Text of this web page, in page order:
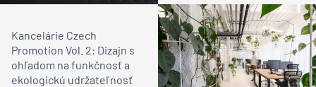
Kancelárie Czech
Promotion Vol. 2: Dizajn s
ohľadom na funkčnosť a
ekologickú udržateľnosť